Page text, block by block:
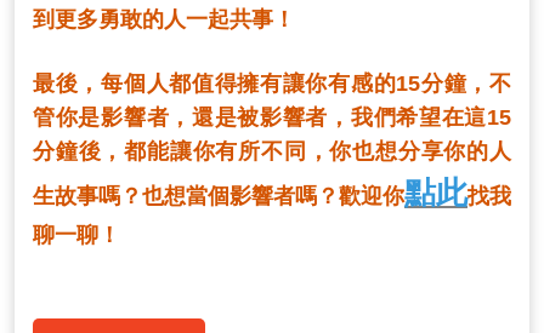
到更多勇敢的人一起共事！
最後，每個人都值得擁有讓你有感的15分鐘，不
管你是影響者，還是被影響者，我們希望在這15
分鐘後，都能讓你有所不同，你也想分享你的人
生故事嗎？也想當個影響者嗎？歡迎你點此找我
聊一聊！